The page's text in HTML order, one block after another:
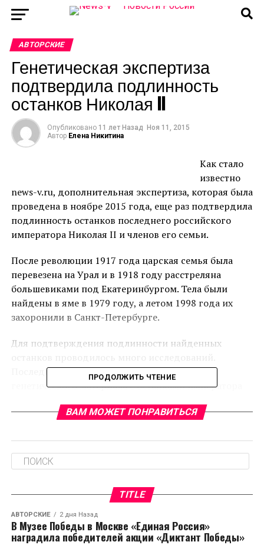
АВТОРСКИЕ
Генетическая экспертиза
подтвердила подлинность
останков Николая II
Опубликовано 11 лет Назад
Ноя 11, 2015
Автор Елена Никитина
Как стало
известно
news-v.ru, дополнительная экспертиза, которая была
проведена в ноябре 2015 года, еще раз подтвердила
подлинность останков последнего российского
императора Николая II и членов его семьи.
После революции 1917 года царская семья была
перевезена на Урал и в 1918 году расстреляна
большевиками под Екатеринбургом. Тела были
найдены в яме в 1979 году, а летом 1998 года их
захоронили в Санкт-Петербурге.
Для подтверждения подлинности найденных
Последнее из них – сравнительный анализ
генетического материала с останками императора
найденные тела принадлежат Николаю II и его
RELATED TOPICS:
Ремонт моста во Владимире снова отложили
Слухи о том, что полеты в Египет запретят на годы,
опровергли
ПРОДОЛЖИТЬ ЧТЕНИЕ
ВАМ МОЖЕТ ПОНРАВИТЬСЯ
TITLE
АВТОРСКИЕ 2 дня Назад
В Музее Победы в Москве «Единая Россия»
наградила победителей акции «Диктант Победы»